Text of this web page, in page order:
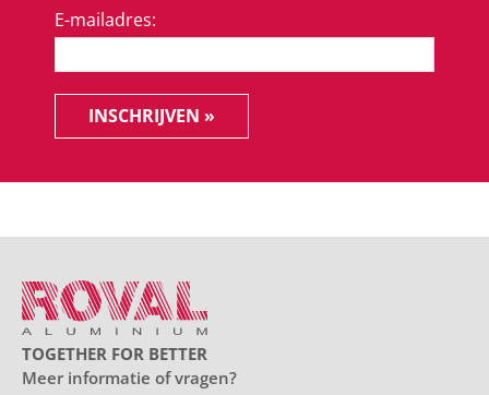
E-mailadres:
INSCHRIJVEN »
TOGETHER FOR BETTER
Meer informatie of vragen?